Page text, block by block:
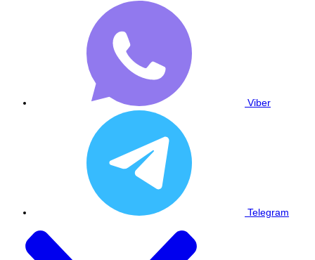
Viber
Telegram